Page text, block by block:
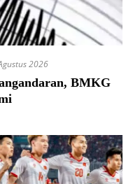
2026
BMKG